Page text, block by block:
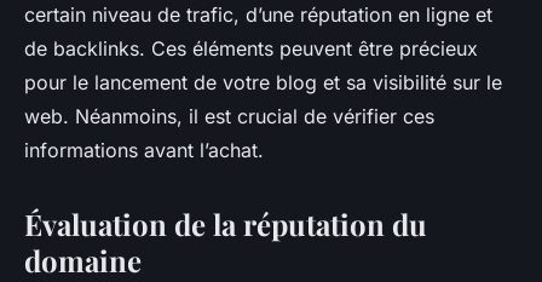
certain niveau de trafic, d’une réputation en ligne et
de backlinks. Ces éléments peuvent être précieux
pour le lancement de votre blog et sa visibilité sur le
web. Néanmoins, il est crucial de vérifier ces
informations avant l’achat.
Évaluation de la réputation du
domaine